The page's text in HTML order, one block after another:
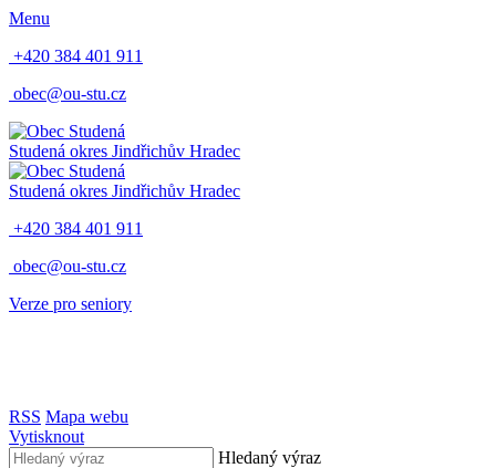
Menu
+420 384 401 911
obec@ou-stu.cz
Studená okres Jindřichův Hradec
Studená okres Jindřichův Hradec
+420 384 401 911
obec@ou-stu.cz
Verze pro seniory
RSS Mapa webu
Vytisknout
Hledaný výraz